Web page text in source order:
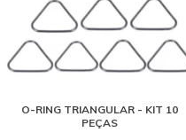
O-RING TRIANGULAR - KIT 10
PEÇAS